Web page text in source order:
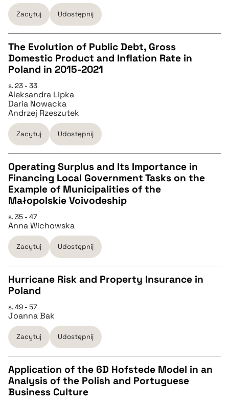
Zacytuj Udostępnij
CZYSTY TEKST
pobierz cytat
BIBTEX
pobierz cytat
The Evolution of Public Debt, Gross
Domestic Product and Inflation Rate in
Poland in 2015-2021
s. 23 - 33
Aleksandra Lipka
Daria Nowacka
Andrzej Rzeszutek
Zacytuj Udostępnij
CZYSTY TEKST
pobierz cytat
BIBTEX
pobierz cytat
Operating Surplus and Its Importance in
Financing Local Government Tasks on the
Example of Municipalities of the
Małopolskie Voivodeship
s. 35 - 47
Anna Wichowska
Zacytuj Udostępnij
pobierz cytat
BIBTEX
pobierz cytat
Hurricane Risk and Property Insurance in
Poland
s. 49 - 57
Joanna Bak
Zacytuj Udostępnij
CZYSTY TEKST
Application of the 6D Hofstede Model in an
Analysis of the Polish and Portuguese
Business Culture